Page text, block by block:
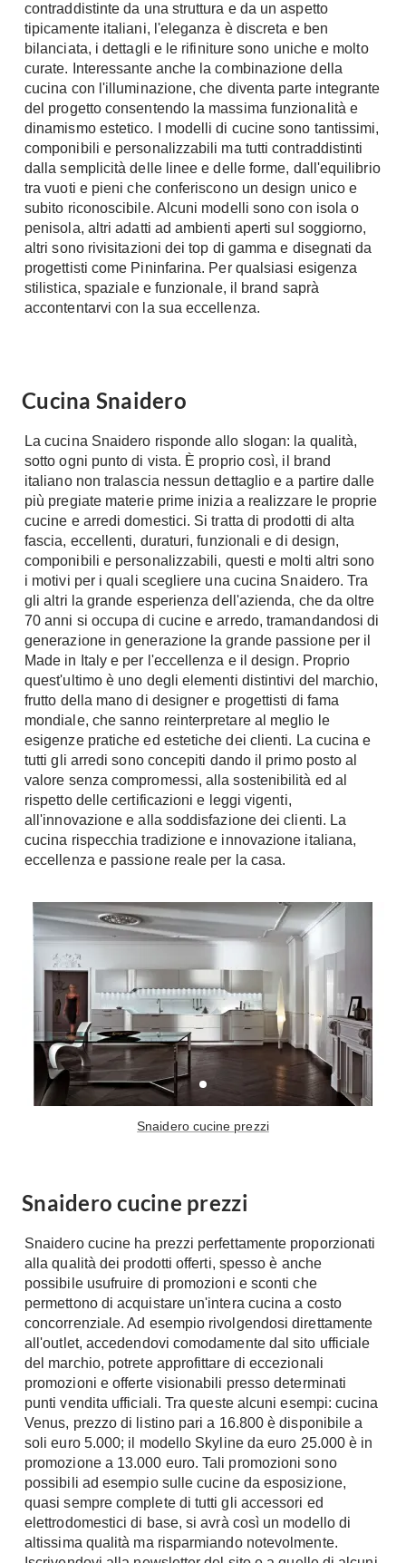
Contatti
Divani
Divani moderni
Divani classici
Poltrone
Poltroncine
Divanoletto
Chaise Longue
Divani Angolo
Divani in Pelle
Tavolini
Tappeti
Oggettistica
Complementi arredo
Notte
Camere Matrimoniali
Letti
Comodino
Camere Classiche
Lenzuola
Piumini
Letti Contenitore
Letti a Scomparsa
Armadi
Armadio ante Battenti
Armadi ante
Scorrevoli
Armadi su misura
Armadi Angolo
I consigli sugli armadi
Camerette
Camerette Ragazzi
Camerette Bambini
Letti a Castello
Lattice
Memory Foam
Reti Letto
Cuscini
Consigli materassi
Bagno
Arredo Bagno
Sanitari
Cabine Doccia
Idromassaggio
Accessori Bagno
Rubinetteria
Vasche da Bagno
Ecologia
Geotermia
Case in Legno
Case Prefabbricate
Fotovoltaico
Riciclo
Energie Rinnovabili
Bioedilizia
Teleriscaldamento
Cura della casa
Progetti
Ristrutturazione
Progetto
Norme
Il Verde
Restauri
Impianti
Hi-Fi
Televisori
Hi-Fi
Home-Theatre
Console
Porte
Blindate
Porte Interne
Portoni
Maniglie
Finestre
Finestre Pvc
Finestre Alluminio
Finestre Legno
Persiane
Rivestimenti
Ceramica
Cotto
Resina
Parquet
Gres
Laminato
Moquette
Carta da parati
Pavimenti esterni
Fai da Te
contraddistinte da una struttura e da un aspetto
tipicamente italiani, l'eleganza è discreta e ben
bilanciata, i dettagli e le rifiniture sono uniche e molto
curate. Interessante anche la combinazione della
cucina con l'illuminazione, che diventa parte integrante
del progetto consentendo la massima funzionalità e
dinamismo estetico. I modelli di cucine sono tantissimi,
componibili e personalizzabili ma tutti contraddistinti
dalla semplicità delle linee e delle forme, dall'equilibrio
tra vuoti e pieni che conferiscono un design unico e
subito riconoscibile. Alcuni modelli sono con isola o
penisola, altri adatti ad ambienti aperti sul soggiorno,
altri sono rivisitazioni dei top di gamma e disegnati da
progettisti come Pininfarina. Per qualsiasi esigenza
stilistica, spaziale e funzionale, il brand saprà
accontentarvi con la sua eccellenza.
Cucina Snaidero
La cucina Snaidero risponde allo slogan: la qualità,
sotto ogni punto di vista. È proprio così, il brand
italiano non tralascia nessun dettaglio e a partire dalle
più pregiate materie prime inizia a realizzare le proprie
cucine e arredi domestici. Si tratta di prodotti di alta
fascia, eccellenti, duraturi, funzionali e di design,
componibili e personalizzabili, questi e molti altri sono
i motivi per i quali scegliere una cucina Snaidero. Tra
gli altri la grande esperienza dell'azienda, che da oltre
70 anni si occupa di cucine e arredo, tramandandosi di
generazione in generazione la grande passione per il
Made in Italy e per l'eccellenza e il design. Proprio
quest'ultimo è uno degli elementi distintivi del marchio,
frutto della mano di designer e progettisti di fama
mondiale, che sanno reinterpretare al meglio le
esigenze pratiche ed estetiche dei clienti. La cucina e
tutti gli arredi sono concepiti dando il primo posto al
valore senza compromessi, alla sostenibilità ed al
rispetto delle certificazioni e leggi vigenti,
all'innovazione e alla soddisfazione dei clienti. La
cucina rispecchia tradizione e innovazione italiana,
eccellenza e passione reale per la casa.
Snaidero cucine prezzi
Snaidero cucine prezzi
Snaidero cucine ha prezzi perfettamente proporzionati
alla qualità dei prodotti offerti, spesso è anche
possibile usufruire di promozioni e sconti che
permettono di acquistare un'intera cucina a costo
concorrenziale. Ad esempio rivolgendosi direttamente
all'outlet, accedendovi comodamente dal sito ufficiale
del marchio, potrete approfittare di eccezionali
promozioni e offerte visionabili presso determinati
punti vendita ufficiali. Tra queste alcuni esempi: cucina
Venus, prezzo di listino pari a 16.800 è disponibile a
soli euro 5.000; il modello Skyline da euro 25.000 è in
promozione a 13.000 euro. Tali promozioni sono
possibili ad esempio sulle cucine da esposizione,
quasi sempre complete di tutti gli accessori ed
elettrodomestici di base, si avrà così un modello di
altissima qualità ma risparmiando notevolmente.